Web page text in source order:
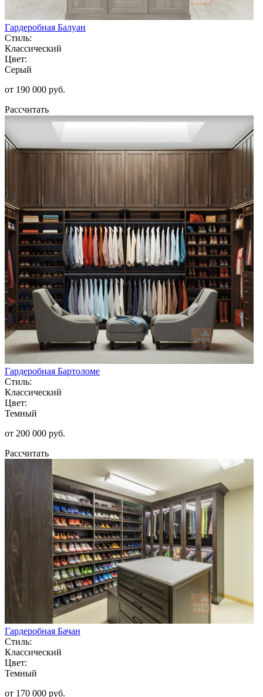
Гардеробная Балуан
Стиль:
Классический
Цвет:
Серый
от 190 000 руб.
Рассчитать
Гардеробная Бартоломе
Стиль:
Классический
Цвет:
Темный
от 200 000 руб.
Рассчитать
Гардеробная Бачан
Стиль:
Классический
Цвет:
Темный
от 170 000 руб.